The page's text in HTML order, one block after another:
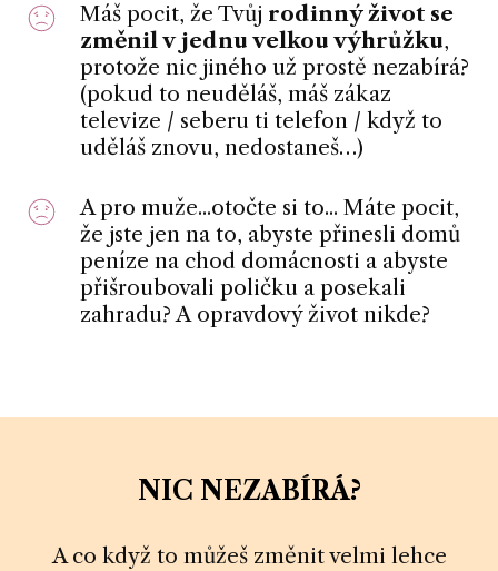
Máš pocit, že Tvůj rodinný život se
změnil v jednu velkou výhrůžku,
protože nic jiného už prostě nezabírá?
(pokud to neuděláš, máš zákaz
televize / seberu ti telefon / když to
uděláš znovu, nedostaneš…)
A pro muže...otočte si to... Máte pocit,
že jste jen na to, abyste přinesli domů
peníze na chod domácnosti a abyste
přišroubovali poličku a posekali
zahradu? A opravdový život nikde?
NIC NEZABÍRÁ?
A co když to můžeš změnit velmi lehce